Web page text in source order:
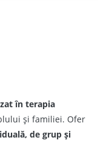
în terapia
și familiei. Ofer
de grup și